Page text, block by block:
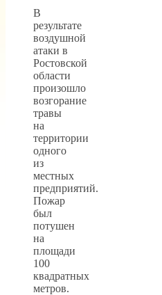
В
результате
воздушной
атаки в
Ростовской
области
произошло
возгорание
травы
на
территории
одного
из
местных
предприятий.
Пожар
был
потушен
на
площади
100
квадратных
метров.